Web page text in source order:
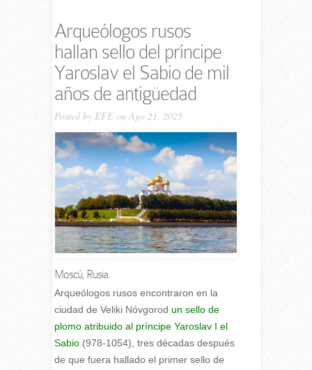
Arqueólogos rusos
hallan sello del príncipe
Yaroslav el Sabio de mil
años de antigüedad
Posted by EFEon Ago 21, 2025
Moscú, Rusia.
Arqueólogos rusos encontraron en la
ciudad de Veliki Nóvgorod un sello de
plomo atribuido al príncipe Yaroslav I el
Sabio(978-1054), tres décadas después
de que fuera hallado el primer sello de